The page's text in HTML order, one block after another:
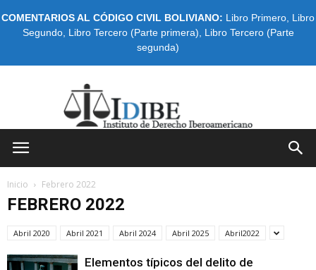
COMENTARIOS AL CÓDIGO CIVIL BOLIVIANO: Libro Primero Libro
Segundo, Libro Tercero (Parte primera)
Libro Tercero (Parte
segunda)
Inicio Febrero 2022
FEBRERO 2022
Abril 2020 Abril 2021 Abril 2024 Abril 2025 Abril2022
Elementos típicos del delito de